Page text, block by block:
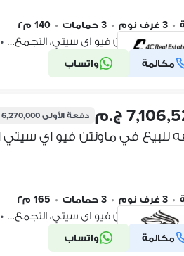
• 3 غرف نوم • 3 حمامات • 140 م٢
كومباوند ماونتن فيو اى سيتي، التجمع… •
مكالمة واتساب شركة موثقة
ج.م دفعة الأولى6,270,000 ج.م
• 3 غرف نوم • 3 حمامات • 165 م٢
كومباوند ماونتن فيو اى سيتي، التجمع… •
مكالمة واتساب شركة موثقة